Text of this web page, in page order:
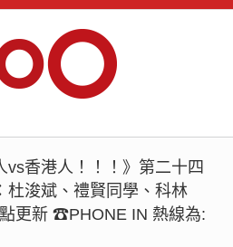
vs香港人！！！》第二十四
浚斌、禮賢同學、科林
更新 ☎PHONE IN 熱線為: